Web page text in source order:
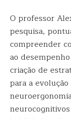
O professor
pesquisa,
compreender
ao
criação de
para a